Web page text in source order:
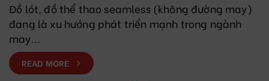
Đồ lót, đồ thể thao seamless (không đường may)
đang là xu hướng phát triển mạnh trong ngành
may...
READ MORE